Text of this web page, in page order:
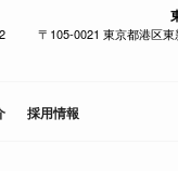
〒105-0021 東京都港区
採用情報